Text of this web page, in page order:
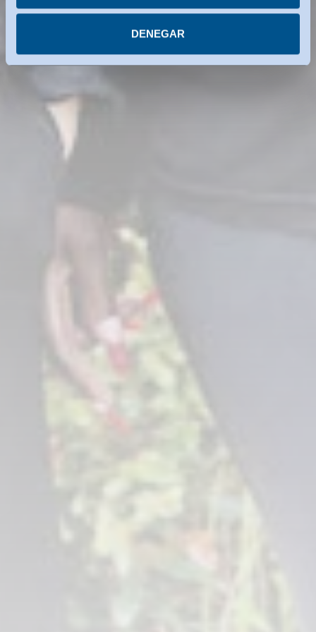
más información en cada uno de los servicios.
Puede revocar su consentimiento en cualquier
momento.
DENEGAR